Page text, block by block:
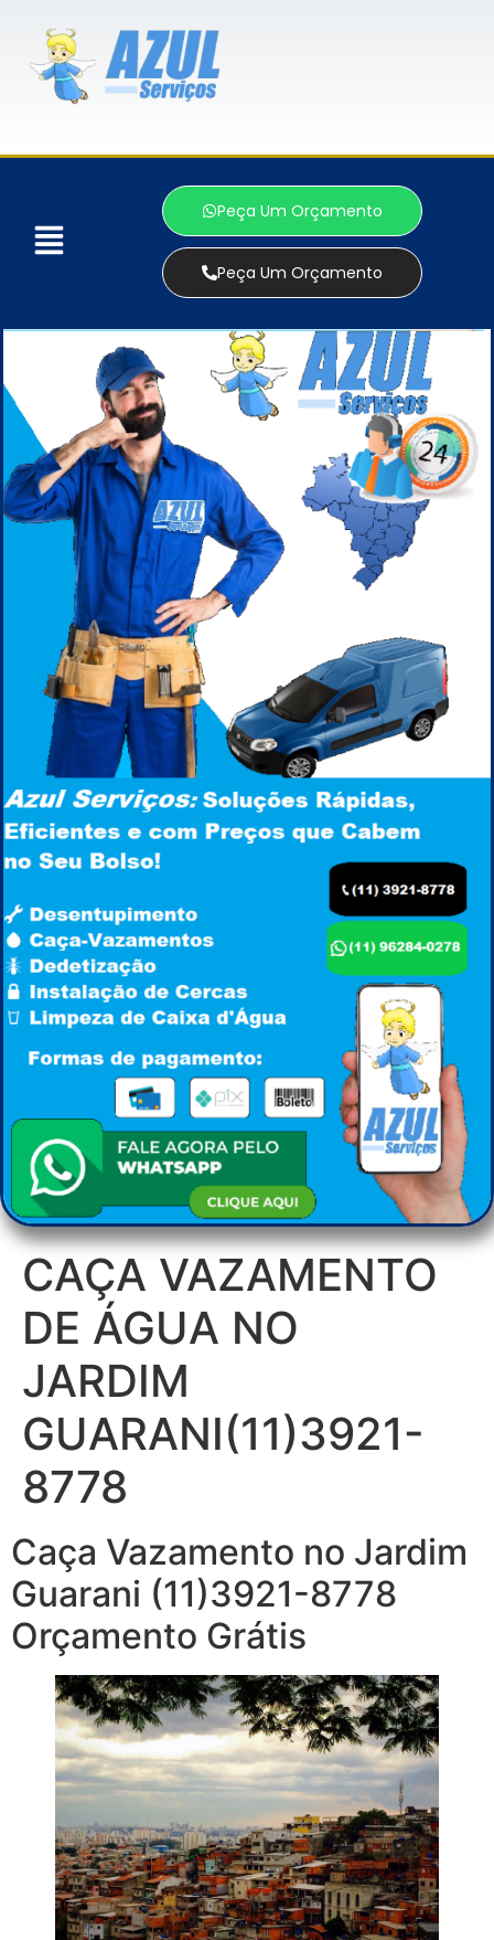
Peça Um Orçamento
Peça Um Orçamento
CAÇA VAZAMENTO
DE ÁGUA NO
JARDIM
GUARANI(11)3921-
8778
Caça Vazamento no Jardim
Guarani (11)3921-8778
Orçamento Grátis